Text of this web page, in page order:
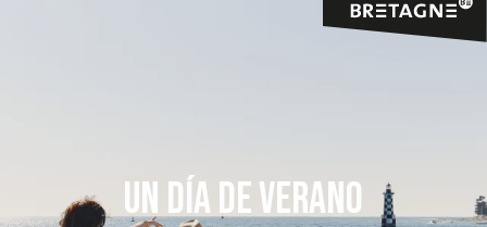
UN DÍA DE VERANO